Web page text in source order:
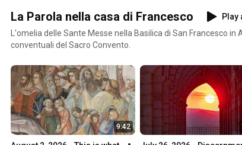
La Parola nella casa di Francesco
Play
L'omelia delle Sante Messe nella Basilica di San Francesco
conventuali del Sacro Convento.
9:42